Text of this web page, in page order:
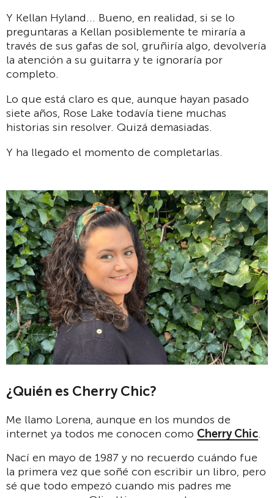
Y Kellan Hyland... Bueno, en realidad, si se lo
preguntaras a Kellan posiblemente te miraría a
través de sus gafas de sol, gruñiría algo, devolvería
la atención a su guitarra y te ignoraría por
completo.
Lo que está claro es que, aunque hayan pasado
siete años, Rose Lake todavía tiene muchas
historias sin resolver. Quizá demasiadas.
Y ha llegado el momento de completarlas.
¿Quién es Cherry Chic?
Me llamo Lorena, aunque en los mundos de
internet ya todos me conocen como Cherry Chic.
Nací en mayo de 1987 y no recuerdo cuándo fue
la primera vez que soñé con escribir un libro, pero
sé que todo empezó cuando mis padres me